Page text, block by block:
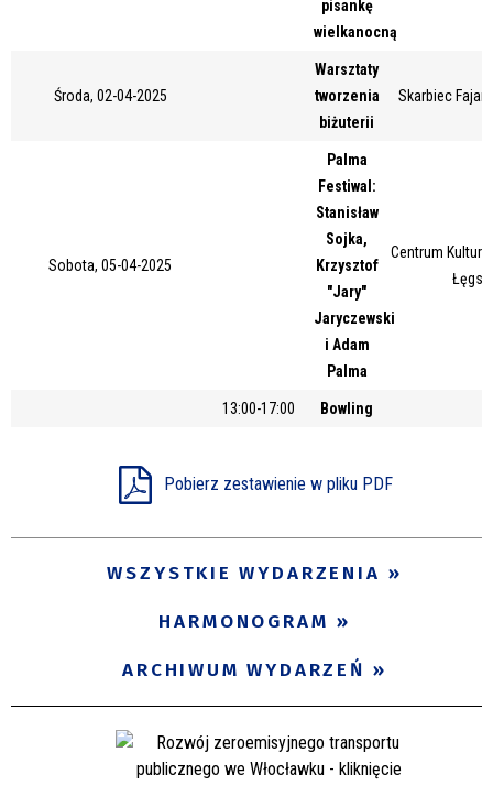
pisankę
wielkanocną
Środa, 02-04-2025
Warsztaty
tworzenia
biżuterii
Skarbiec
Sobota, 05-04-2025
Palma
Festiwal:
Stanisław
Sojka,
Krzysztof
"Jary"
Jaryczewski
i Adam
Palma
Centrum Kultury
13:00-17:00 Bowling
Pobierz zestawienie w pliku PDF
WSZYSTKIE WYDARZENIA
HARMONOGRAM
ARCHIWUM WYDARZEŃ